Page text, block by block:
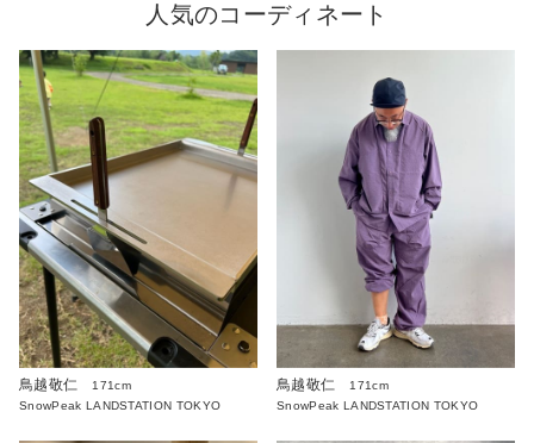
人気のコーディネート
鳥越敬仁
171cm
SnowPeak LANDSTATION TOKYO
鳥越敬仁
171cm
SnowPeak LANDSTATION TOKYO